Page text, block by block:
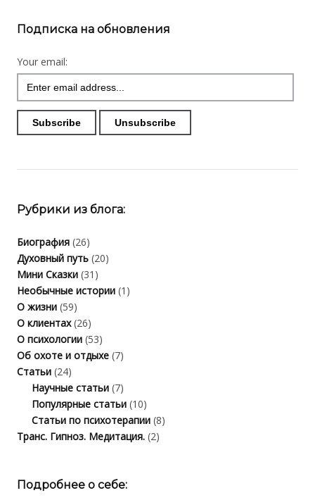
Подписка на обновления
Your email:
Рубрики из блога:
Биография (26)
Духовный путь (20)
Мини Сказки (31)
Необычные истории (1)
О жизни (59)
О клиентах(26)
О психологии (53)
Об охоте и отдыхе (7)
Статьи (24)
Научные статьи (7)
Популярные статьи (10)
Статьи по психотерапии (8)
Транс. Гипноз. Медитация. (2)
Подробнее о себе: